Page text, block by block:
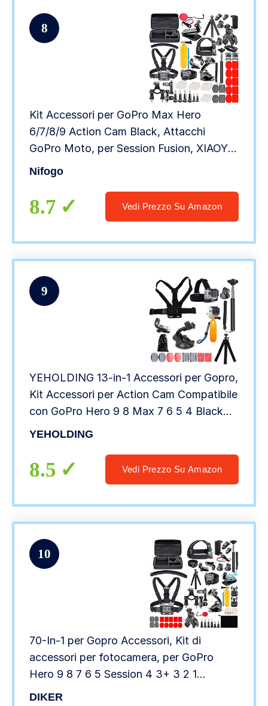
8
Kit Accessori per GoPro Max Hero
6/7/8/9 Action Cam Black, Attacchi
GoPro Moto, per Session Fusion, XIAOYI
APEMAN (70 pezzi)
Nifogo
8.7 Vedi Prezzo Su Amazon
9
YEHOLDING 13-in-1 Accessori per Gopro,
Kit Accessori per Action Cam Compatibile
con GoPro Hero 9 8 Max 7 6 5 4 Black
SJ4000 e Altre Fotocamere Sportive
YEHOLDING
8.5 Vedi Prezzo Su Amazon
10
70-In-1 per Gopro Accessori, Kit di
accessori per fotocamera, per GoPro
Hero 9 8 7 6 5 Session 4 3+ 3 2 1
SJ4000/ SJ5000/SJ6000 DJI AKASO
DIKER